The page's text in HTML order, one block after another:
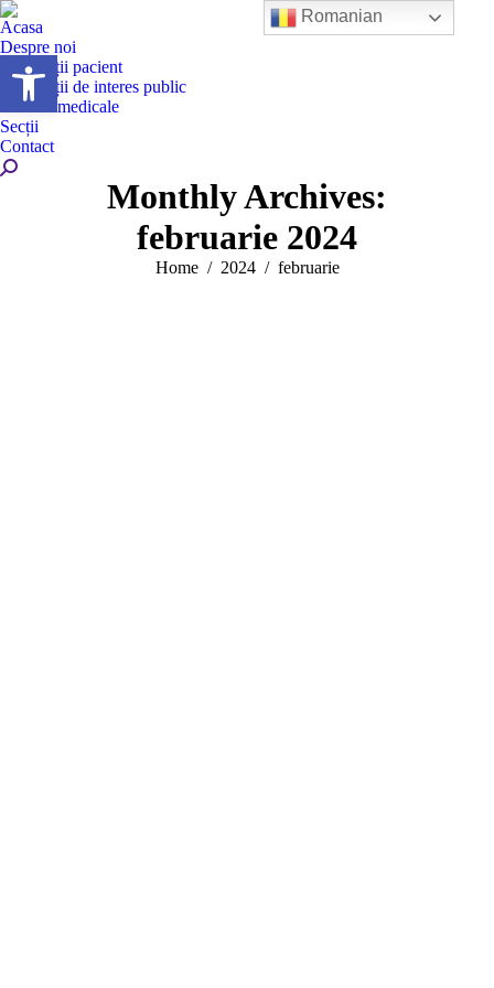
Deschide bara de unelte
Acasa
Despre noi
Informații pacient
Informații de interes public
Servicii medicale
Secții
Contact
Search:
Monthly Archives:
februarie 2024
You are here:
Home 2024 februarie
Romanian